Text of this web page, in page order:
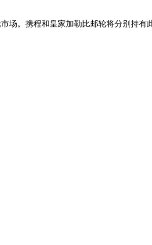
场。携程和皇家加勒比邮轮将分别持有